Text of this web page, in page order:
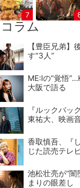
7
コラム
【豊臣兄弟】
す“3人”
ME:Iの“覚悟
大阪で語る
『ルックバッ
東祐大、映画
香取慎吾、『
じた読売テレ
池松壮亮が“
まりの眼差し